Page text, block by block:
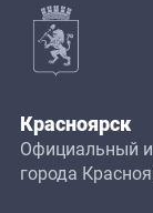
Красноярск
Официальный
города